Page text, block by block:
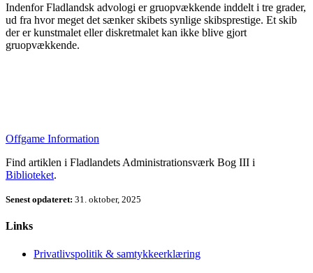
Indenfor Fladlandsk advologi er gruopvækkende inddelt i tre grader,
ud fra hvor meget det sænker skibets synlige skibsprestige. Et skib
der er kunstmalet eller diskretmalet kan ikke blive gjort
gruopvækkende.
Offgame Information
Find artiklen i Fladlandets Administrationsværk Bog III i
Biblioteket.
Senest opdateret: 31. oktober, 2025
Links
Privatlivspolitik & samtykkeerklæring